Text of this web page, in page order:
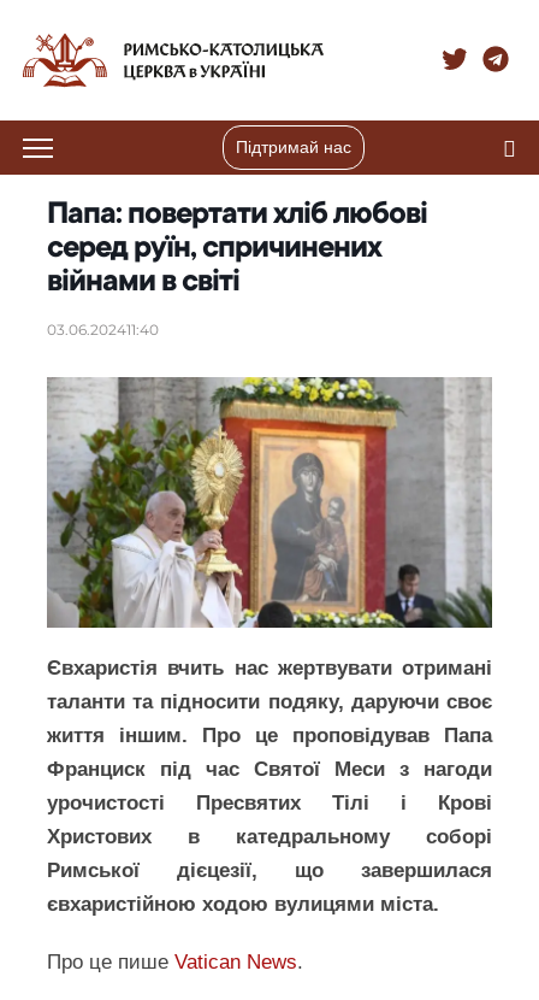
Підтримай нас
Папа: повертати хліб любові
серед руїн, спричинених
війнами в світі
03.06.202411:40
Євхаристія вчить нас жертвувати отримані
таланти та підносити подяку, даруючи своє
життя іншим. Про це проповідував Папа
Франциск під час Святої Меси з нагоди
урочистості Пресвятих Тілі і Крові
Христових в катедральному соборі
Римської дієцезії, що завершилася
євхаристійною ходою вулицями міста.
Про це пишеVatican News.